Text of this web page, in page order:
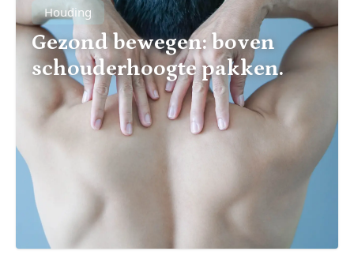
Houding
Gezond bewegen: boven
schouderhoogte pakken.